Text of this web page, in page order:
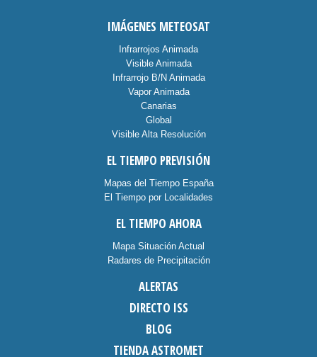
IMÁGENES METEOSAT
Infrarrojos Animada
Visible Animada
Infrarrojo B/N Animada
Vapor Animada
Canarias
Global
Visible Alta Resolución
EL TIEMPO PREVISIÓN
Mapas del Tiempo España
El Tiempo por Localidades
EL TIEMPO AHORA
Mapa Situación Actual
Radares de Precipitación
ALERTAS
DIRECTO ISS
BLOG
TIENDA ASTROMET